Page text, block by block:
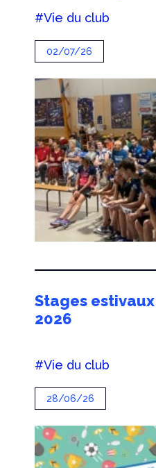
#Vie du club
02/07/26
Stages
2026
#Vie du club
28/06/26